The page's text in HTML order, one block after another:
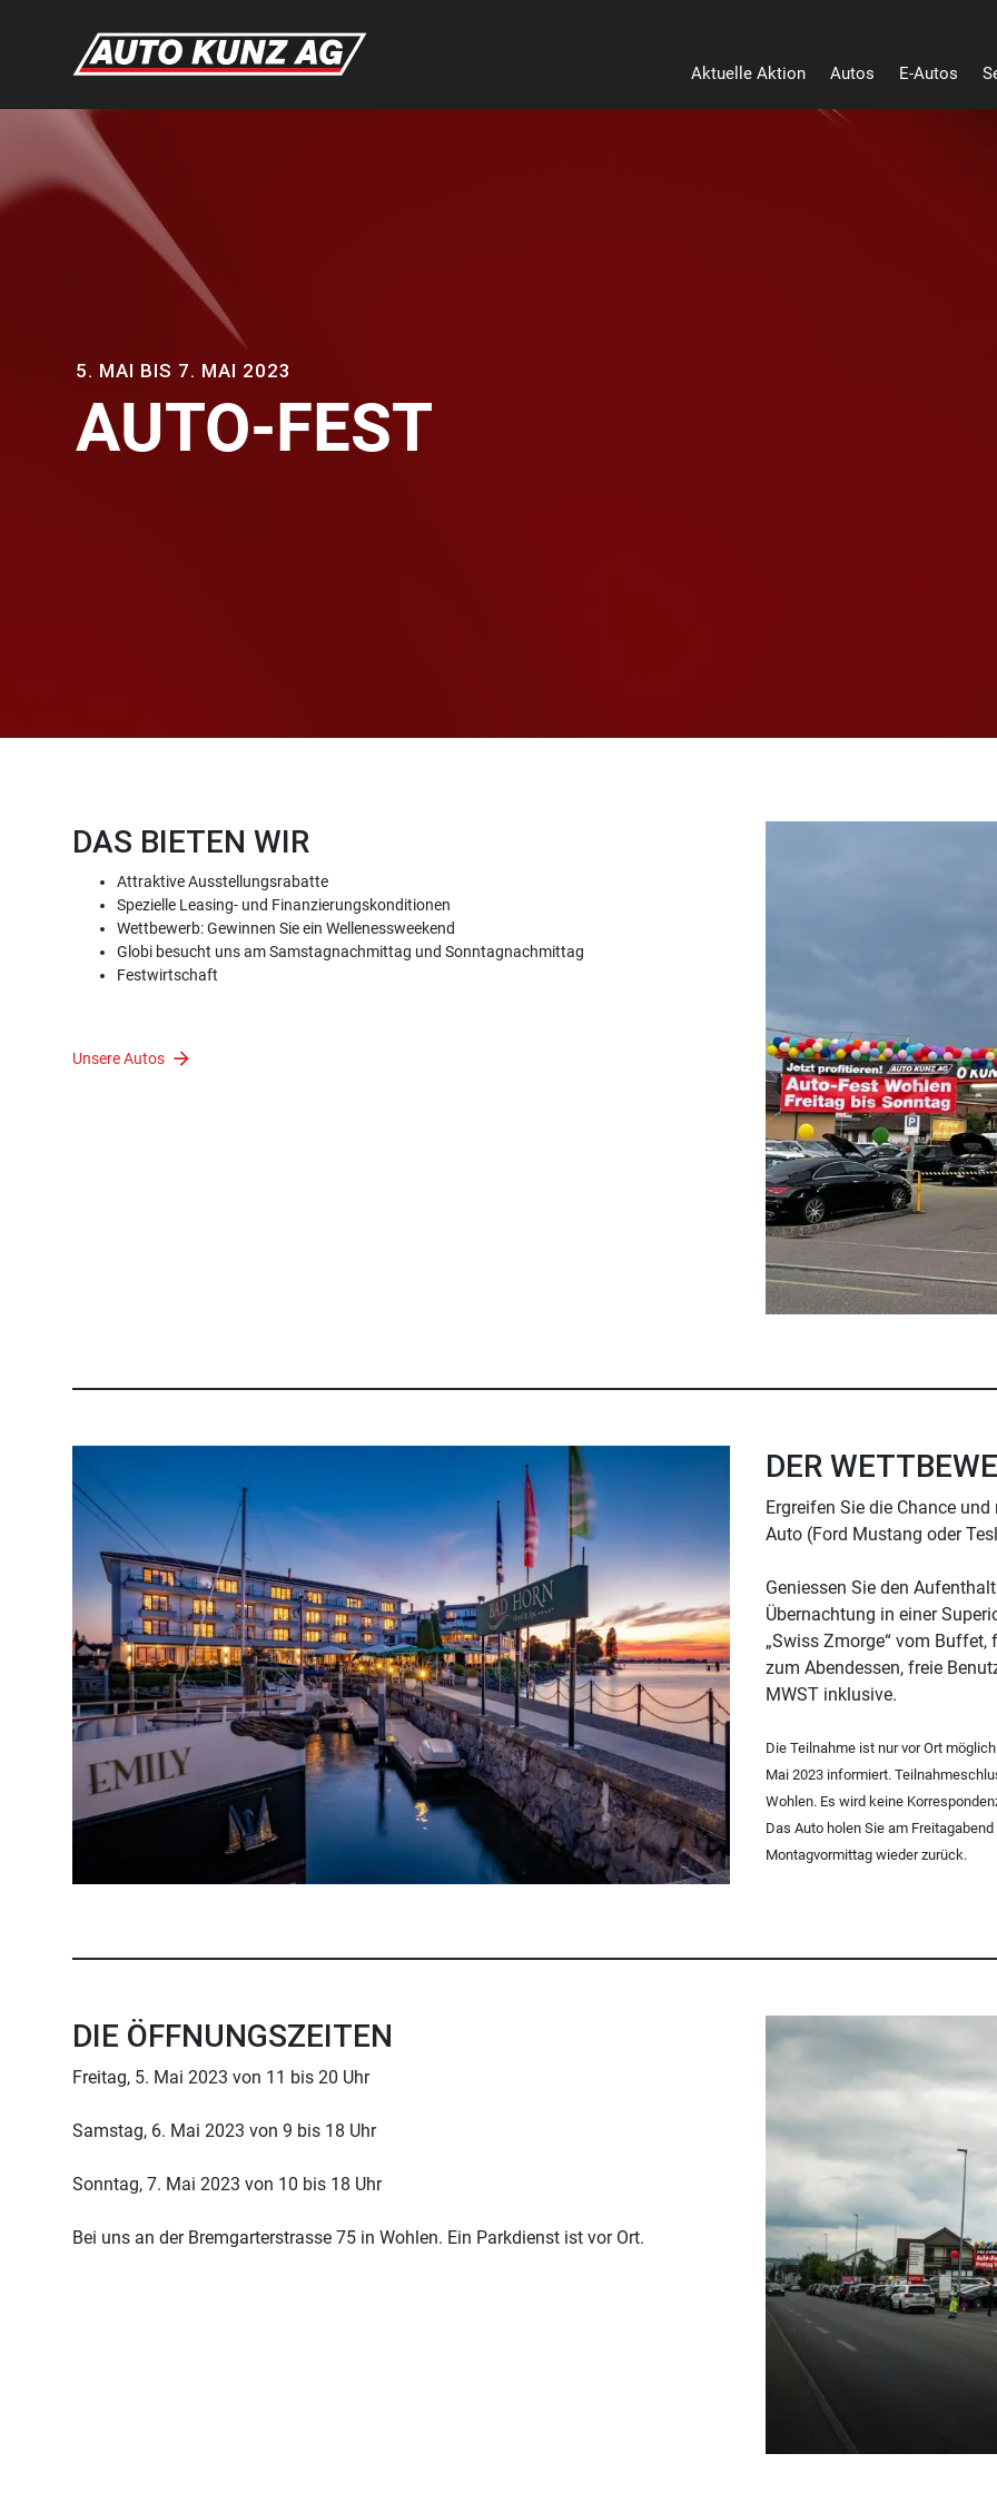
Aktuelle Aktion Autos E-Autos
5. MAI BIS 7. MAI 2023
AUTO-FEST
DAS BIETEN WIR
Attraktive Ausstellungsrabatte
Spezielle Leasing- und Finanzierungskonditionen
Wettbewerb: Gewinnen Sie ein Wellenessweekend
Globi besucht uns am Samstagnachmittag und Sonntagnachmittag
Festwirtschaft
Unsere Autos
DER
Ergreifen Sie die Chance
Auto (Ford Mustang oder
Geniessen Sie den
Übernachtung in einer
„Swiss Zmorge“ vom
zum Abendessen, freie
MWST inklusive.
Die Teilnahme ist nur vor Ort
Mai 2023 informiert.
Wohlen. Es wird keine
Das Auto holen Sie am
Montagvormittag wieder zurück.
DIE ÖFFNUNGSZEITEN
Freitag, 5. Mai 2023 von 11 bis 20 Uhr
Samstag, 6. Mai 2023 von 9 bis 18 Uhr
Sonntag, 7. Mai 2023 von 10 bis 18 Uhr
Bei uns an der Bremgarterstrasse 75 in Wohlen. Ein Parkdienst ist vor Ort.